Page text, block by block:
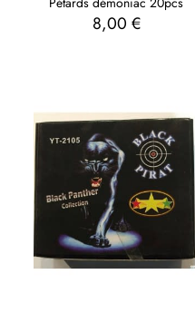
8,00 €